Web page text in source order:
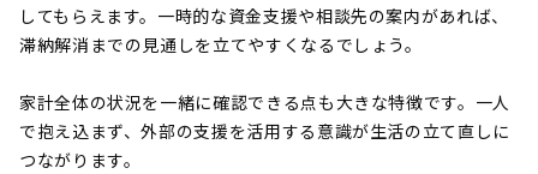
してもらえます。一時的な資金支援や相談先の案内があれば、
滞納解消までの見通しを立てやすくなるでしょう。
家計全体の状況を一緒に確認できる点も大きな特徴です。一人
で抱え込まず、外部の支援を活用する意識が生活の立て直しに
つながります。